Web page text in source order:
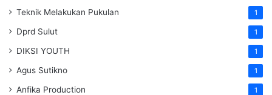
Teknik Melakukan Pukulan 1
Dprd Sulut 1
DIKSI YOUTH 1
Agus Sutikno 1
Anfika Production 1